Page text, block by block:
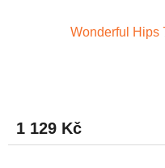
Wonderful Hips
1 129 Kč